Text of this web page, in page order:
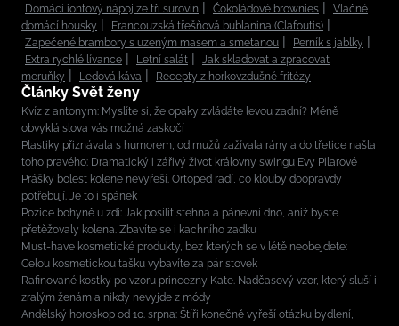
Domácí iontový nápoj ze tří surovin
Čokoládové brownies
Vláčné
domácí housky
Francouzská třešňová bublanina (Clafoutis)
Zapečené brambory s uzeným masem a smetanou
Perník s jablky
Extra rychlé lívance
Letní salát
Jak skladovat a zpracovat
meruňky
Ledová káva Recepty z horkovzdušné fritézy
Články Svět ženy
Kvíz z antonym: Myslíte si, že opaky zvládáte levou zadní? Méně
obvyklá slova vás možná zaskočí
Plastiky přiznávala s humorem, od mužů zažívala rány a do třetice našla
toho pravého: Dramatický i zářivý život královny swingu Evy Pilarové
Prášky bolest kolene nevyřeší. Ortoped radí, co klouby doopravdy
potřebují. Je to i spánek
Pozice bohyně u zdi: Jak posílit stehna a pánevní dno, aniž byste
přetěžovaly kolena. Zbavíte se i kachního zadku
Must-have kosmetické produkty, bez kterých se v létě neobejdete:
Celou kosmetickou tašku vybavíte za pár stovek
Rafinované kostky po vzoru princezny Kate. Nadčasový vzor, který sluší i
zralým ženám a nikdy nevyjde z módy
Andělský horoskop od 10. srpna: Štíři konečně vyřeší otázku bydlení,